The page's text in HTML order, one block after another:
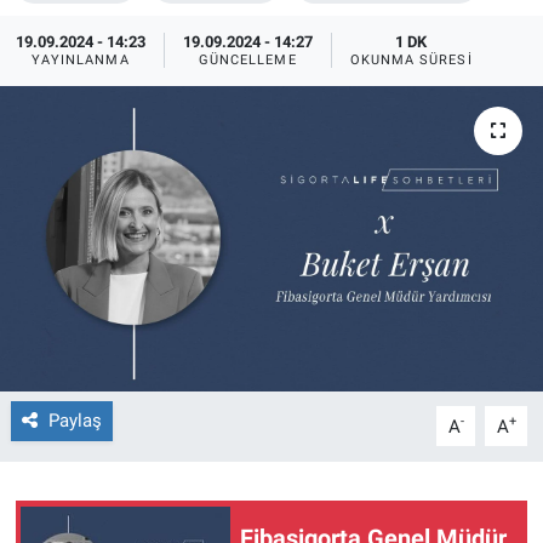
19.09.2024 - 14:23
YAYINLANMA
19.09.2024 - 14:27
GÜNCELLEME
1 DK
OKUNMA SÜRESI
Paylaş A- A+